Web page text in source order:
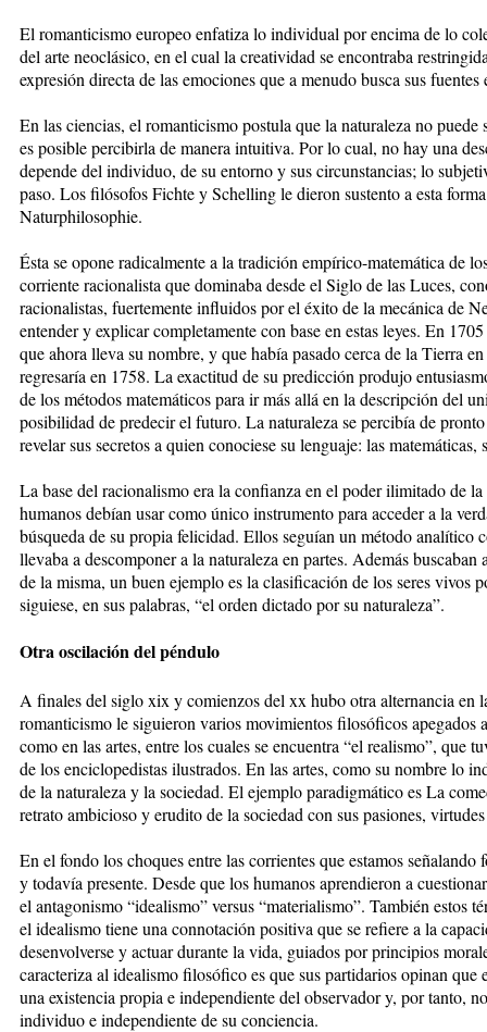
El romanticismo europeo enfatiza lo individual por encima de lo
del arte neoclásico, en el cual la creatividad se encontraba
expresión directa de las emociones que a menudo busca sus
En las ciencias, el romanticismo postula que la naturaleza no
es posible percibirla de manera intuitiva. Por lo cual, no hay una
depende del individuo, de su entorno y sus circunstancias; lo
paso. Los filósofos Fichte y Schelling le dieron sustento a esta
Naturphilosophie.
Ésta se opone radicalmente a la tradición empírico-matemática de
corriente racionalista que dominaba desde el Siglo de las Luces,
racionalistas, fuertemente influidos por el éxito de la mecánica de
entender y explicar completamente con base en estas leyes. En
que ahora lleva su nombre, y que había pasado cerca de la Tierra
regresaría en 1758. La exactitud de su predicción produjo
de los métodos matemáticos para ir más allá en la descripción del
posibilidad de predecir el futuro. La naturaleza se percibía de
revelar sus secretos a quien conociese su lenguaje: las matemáticas,
La base del racionalismo era la confianza en el poder ilimitado de
humanos debían usar como único instrumento para acceder a la
búsqueda de su propia felicidad. Ellos seguían un método analítico
llevaba a descomponer a la naturaleza en partes. Además
de la misma, un buen ejemplo es la clasificación de los seres vivos
siguiese, en sus palabras, “el orden dictado por su naturaleza”.
Otra oscilación del péndulo
A finales del siglo xix y comienzos del xx hubo otra alternancia en
romanticismo le siguieron varios movimientos filosóficos apegados
como en las artes, entre los cuales se encuentra “el realismo”, que
de los enciclopedistas ilustrados. En las artes, como su nombre lo
de la naturaleza y la sociedad. El ejemplo paradigmático es La
retrato ambicioso y erudito de la sociedad con sus pasiones,
En el fondo los choques entre las corrientes que estamos
y todavía presente. Desde que los humanos aprendieron a
el antagonismo “idealismo” versus “materialismo”. También estos
el idealismo tiene una connotación positiva que se refiere a la
desenvolverse y actuar durante la vida, guiados por principios
caracteriza al idealismo filosófico es que sus partidarios opinan que
una existencia propia e independiente del observador y, por tanto,
individuo e independiente de su conciencia.